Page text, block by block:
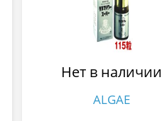
Нет в наличии
ALGAE